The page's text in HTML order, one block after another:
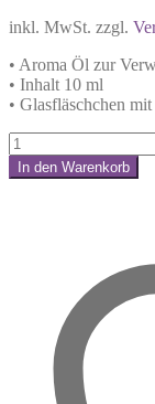
inkl. MwSt. zzgl.
• Aroma Öl zur
• Inhalt 10 ml
• Glasfläschchen
Vanille
Kipferl
Aromaöl
In den Warenkorb